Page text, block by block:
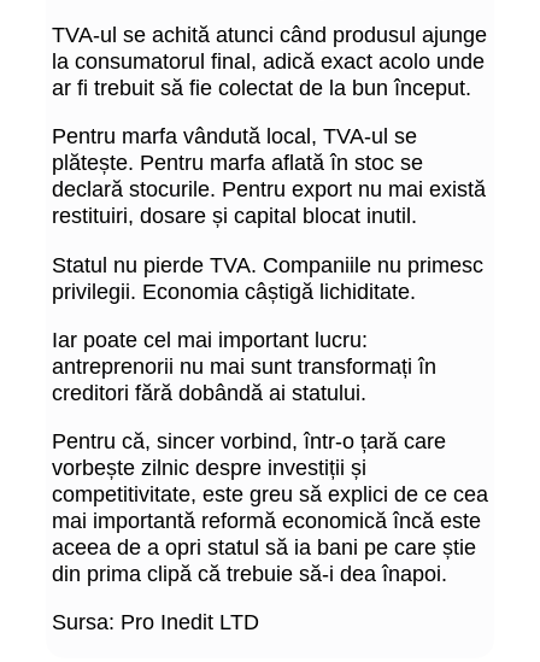
TVA-ul se achită atunci când produsul ajunge
la consumatorul final, adică exact acolo unde
ar fi trebuit să fie colectat de la bun început.
Pentru marfa vândută local, TVA-ul se
plătește. Pentru marfa aflată în stoc se
declară stocurile. Pentru export nu mai există
restituiri, dosare și capital blocat inutil.
Statul nu pierde TVA. Companiile nu primesc
privilegii. Economia câștigă lichiditate.
Iar poate cel mai important lucru:
antreprenorii nu mai sunt transformați în
creditori fără dobândă ai statului.
Pentru că, sincer vorbind, într-o țară care
vorbește zilnic despre investiții și
competitivitate, este greu să explici de ce cea
mai importantă reformă economică încă este
aceea de a opri statul să ia bani pe care știe
din prima clipă că trebuie să-i dea înapoi.
Sursa: Pro Inedit LTD